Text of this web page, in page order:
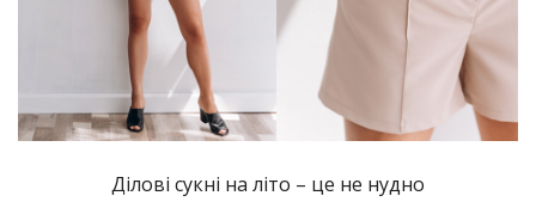
Ділові сукні на літо – це не нудно